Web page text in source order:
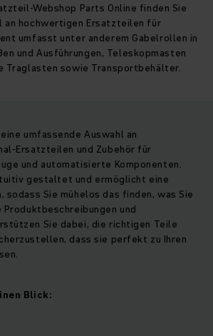
Webshop Parts Online finden Sie
an hochwertigen Ersatzteilen für
umfasst unter anderem Gabelrollen in
und Ausführungen, Teleskopmasten
Traglasten sowie Transportbehälter.
umfassende Auswahl an
Ersatzteilen und Zubehör für
und automatisierte Komponenten.
gestaltet und ermöglicht eine
sodass Sie mühelos das finden, was Sie
und
Sie dabei, die richtigen Teile
dass sie perfekt zu Ihren
Blick: